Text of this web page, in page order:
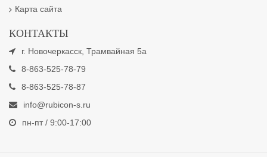
Карта сайта
КОНТАКТЫ
г. Новочеркасск, Трамвайная 5а
8-863-525-78-79
8-863-525-78-87
info@rubicon-s.ru
пн-пт / 9:00-17:00